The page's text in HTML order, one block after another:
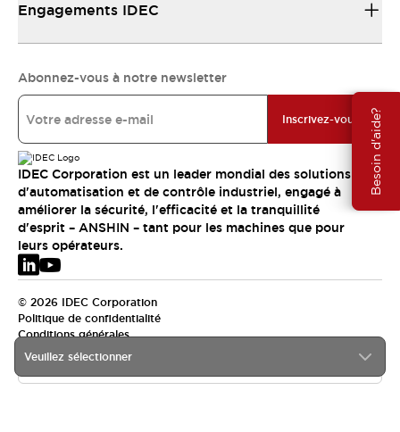
Besoin d'aide?
Veuillez sélectionner
Engagements IDEC
Abonnez-vous à notre newsletter
Inscrivez-vous
IDEC Corporation est un leader mondial des solutions
d'automatisation et de contrôle industriel, engagé à
améliorer la sécurité, l'efficacité et la tranquillité
d'esprit – ANSHIN – tant pour les machines que pour
leurs opérateurs.
© 2026 IDEC Corporation
Politique de confidentialité
Conditions générales
EMEA